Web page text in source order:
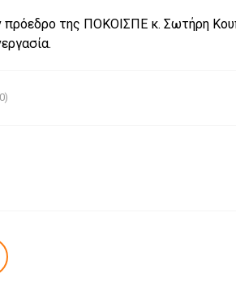
πρόεδρο της ΠΟΚΟΙΣΠΕ κ. Σωτήρη